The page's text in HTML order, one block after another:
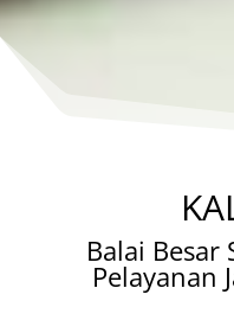
Balai Besar
Pelayanan